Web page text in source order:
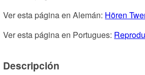
Ver esta página en Alemán: Hören
Ver esta página en Portugues:
Descripción